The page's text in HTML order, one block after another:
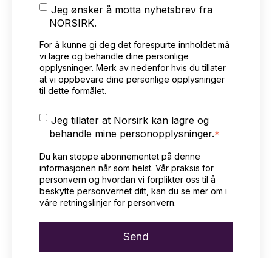
Jeg ønsker å motta nyhetsbrev fra
NORSIRK.
For å kunne gi deg det forespurte innholdet må
vi lagre og behandle dine personlige
opplysninger. Merk av nedenfor hvis du tillater
at vi oppbevare dine personlige opplysninger
til dette formålet.
Jeg tillater at Norsirk kan lagre og
behandle mine personopplysninger.*
Du kan stoppe abonnementet på denne
informasjonen når som helst. Vår praksis for
personvern og hvordan vi forplikter oss til å
beskytte personvernet ditt, kan du se mer om i
våre retningslinjer for personvern.